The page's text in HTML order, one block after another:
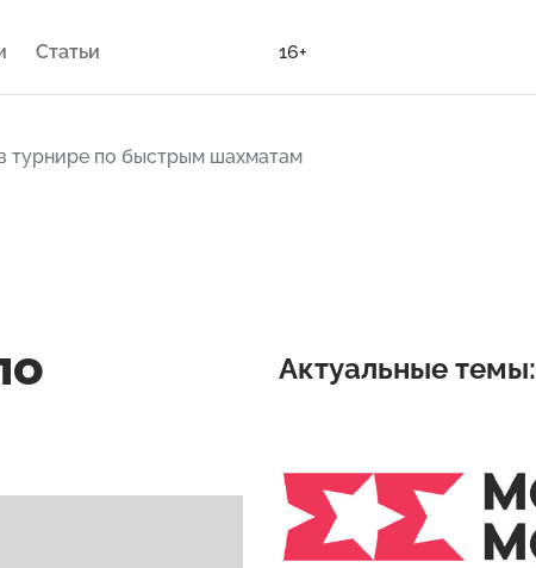
Статьи 16+
турнире по быстрым шахматам
Актуальные темы: